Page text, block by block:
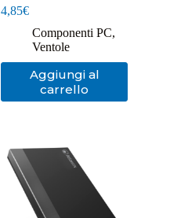
4,85€
Componenti PC,
Ventole
Aggiungi al
carrello